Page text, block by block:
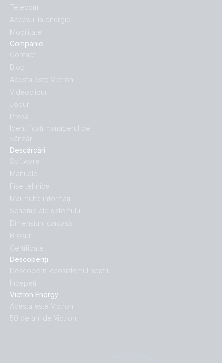
Descoperiți
Descoperiți ecosistemul nostru
Începeți
Victron Energy
Acesta este Victron
50 de ani de Victron
Descărcări
Software
Manuale
Fișe tehnice
Mai multe informaţii
Scheme ale sistemului
Dimensiuni carcasă
Broșuri
Certificate
Telecom
Accesul la energie
Mobilitate
Companie
Contact
Blog
Acesta este Victron
Videoclipuri
Joburi
Presă
Identificați managerul de
vânzări